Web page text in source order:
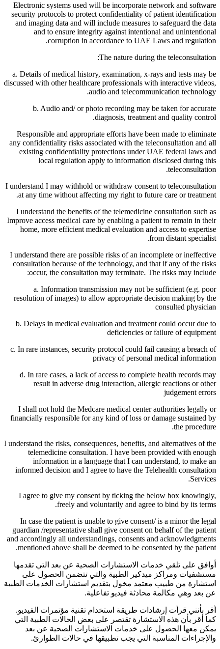
Electronic systems used will be incorporate network and software
security protocols to protect confidentiality of patient identification
and imaging data and will include measures to safeguard the data
and to ensure integrity against intentional and unintentional
corruption in accordance to UAE Laws and regulation.
The nature during the teleconsultation:
a. Details of medical history, examination, x-rays and tests may be
discussed with other healthcare professionals with interactive videos,
audio and telecommunication technology.
b. Audio and/ or photo recording may be taken for accurate
diagnosis, treatment and quality control.
Responsible and appropriate efforts have been made to eliminate
any confidentiality risks associated with the teleconsultation and all
existing confidentiality protections under UAE federal laws and
local regulation apply to information disclosed during this
teleconsultation.
I understand I may withhold or withdraw consent to teleconsultation
at any time without affecting my right to future care or treatment.
I understand the benefits of the telemedicine consultation such as
Improve access medical care by enabling a patient to remain in their
home, more efficient medical evaluation and access to expertise
from distant specialist.
I understand there are possible risks of an incomplete or ineffective
consultation because of the technology, and that if any of the risks
occur, the consultation may terminate. The risks may include:
a. Information transmission may not be sufficient (e.g. poor
resolution of images) to allow appropriate decision making by the
consulted physician
b. Delays in medical evaluation and treatment could occur due to
deficiencies or failure of equipment
c. In rare instances, security protocol could fail causing a breach of
privacy of personal medical information
d. In rare cases, a lack of access to complete health records may
result in adverse drug interaction, allergic reactions or other
judgement errors
I shall not hold the Medcare medical center authorities legally or
financially responsible for any kind of loss or damage sustained by
the procedure.
I understand the risks, consequences, benefits, and alternatives of the
telemedicine consultation. I have been provided with enough
information in a language that I can understand, to make an
informed decision and I agree to have the Telehealth consultation
Services.
I agree to give my consent by ticking the below box knowingly,
freely and voluntarily and agree to bind by its terms.
In case the patient is unable to give consent/ is a minor the legal
guardian /representative shall give consent on behalf of the patient
and accordingly all understandings, consents and acknowledgments
mentioned above shall be deemed to be consented by the patient.
أوافق على تلقي خدمات الاستشارات الصحية عن بعد التي تقدمها
مستشفيات ومراكز ميدكير الطبية والتي تتضمن الحصول على
استشارة من طبيب معتمد مخول بتقديم استشارات الخدمات الطبية
عن بعد وهي مكالمة محادثة فيديو تفاعلية.
أقر بأنني قرأت إرشادات طريقة استخدام تقنية مؤتمرات الفيديو.
كما أقر بأن هذه الاستشارة تقتصر على بعض الحالات الطبية التي
يمكن معها الحصول على خدمات الاستشارات الصحية عن بعد
والإجراءات المناسبة التي يجب تطبيقها في حالات الطوارئ.